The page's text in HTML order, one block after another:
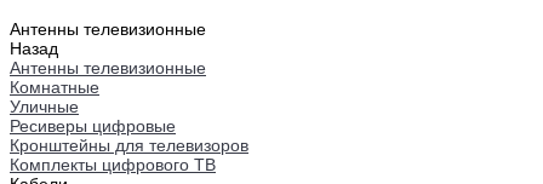
Антенны телевизионные
Назад
Антенны телевизионные
Комнатные
Уличные
Ресиверы цифровые
Кронштейны для телевизоров
Комплекты цифрового ТВ